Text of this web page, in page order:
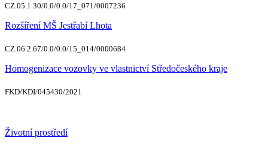
CZ.05.1.30/0.0/0.0/17_071/0007236
Rozšíření MŠ Jestřabí Lhota
CZ.06.2.67/0.0/0.0/15_014/0000684
Homogenizace vozovky ve vlastnictví Středočeského kraje
FKD/KDI/045430/2021
Životní prostředí